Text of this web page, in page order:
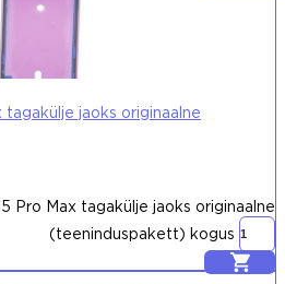
tagakülje jaoks originaalne
Pro Max tagakülje jaoks originaalne
(teeninduspakett) kogus
Lisa korvi